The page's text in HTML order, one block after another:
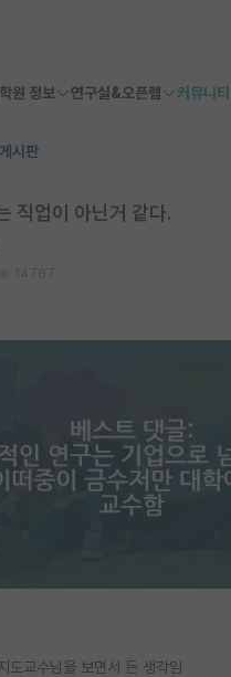
원 정보 연구실&오픈랩 커뮤니티
시판
직업이 아닌거 같다.
도교수님을 보면서 든 생각임